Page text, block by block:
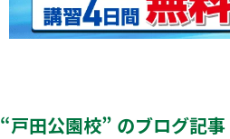
“戸田公園校” のブログ記事